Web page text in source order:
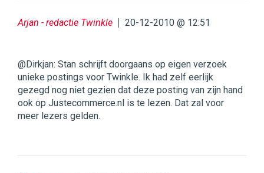
Arjan - redactie Twinkle 20-12-2010 @ 12:51
@Dirkjan: Stan schrijft doorgaans op eigen verzoek
unieke postings voor Twinkle. Ik had zelf eerlijk
gezegd nog niet gezien dat deze posting van zijn hand
ook op Justecommerce.nl is te lezen. Dat zal voor
meer lezers gelden.